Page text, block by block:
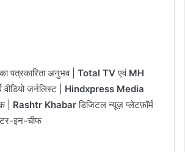
पत्रकारिता अनुभव | Total TVएवं MH
जर्नलिस्ट | Hindxpress Media
| Rashtr Khabarडिजिटल न्यूज़ प्लेटफ़ॉर्म
इन-चीफ